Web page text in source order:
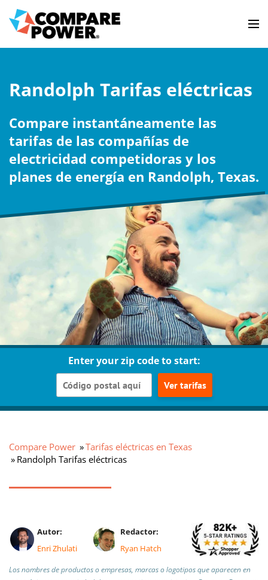
Randolph Tarifas eléctricas
Compare instantáneamente las
tarifas de las compañías de
electricidad competidoras y los
planes de energía en Randolph, Texas.
Enter your zip code to start:
Ver tarifas
Compare Power
Tarifas eléctricas en Texas
Randolph Tarifas eléctricas
Autor:
Enri Zhulati
Redactor:
Ryan Hatch
Los nombres de productos o empresas, marcas o logotipos que aparecen en